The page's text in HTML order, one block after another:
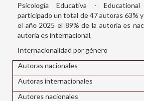
Psicología Educativa -
participado un total de 47 autoras 63%
el año 2025 el 89% de la autoría es
autoría es internacional.
Internacionalidad por género
Autoras nacionales
Autoras internacionales
Autores nacionales